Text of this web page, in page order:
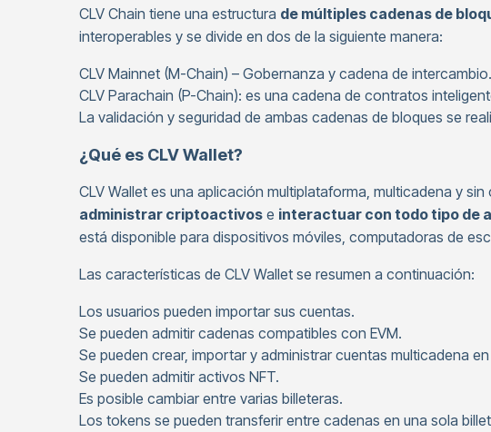
CLV Chain tiene una estructura de múltiples cadenas de
interoperables y se divide en dos de la siguiente manera:
CLV Mainnet (M-Chain) – Gobernanza y cadena de intercambio.
CLV Parachain (P-Chain): es una cadena de contratos
La validación y seguridad de ambas cadenas de bloques se
¿Qué es CLV Wallet?
CLV Wallet es una aplicación multiplataforma, multicadena y
administrar criptoactivos e interactuar con todo tipo de
está disponible para dispositivos móviles, computadoras de
Las características de CLV Wallet se resumen a continuación:
Los usuarios pueden importar sus cuentas.
Se pueden admitir cadenas compatibles con EVM.
Se pueden crear, importar y administrar cuentas multicadena
Se pueden admitir activos NFT.
Es posible cambiar entre varias billeteras.
Los tokens se pueden transferir entre cadenas en una sola